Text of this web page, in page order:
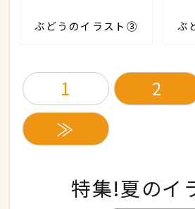
ぶどうのイラスト③ ぶ
1
2
≫
特集!夏のイ